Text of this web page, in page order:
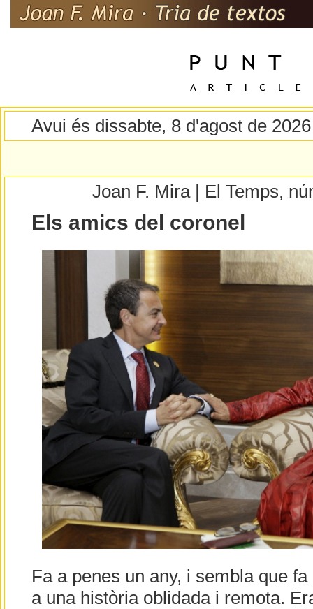
Avui és dissabte, 8 d'agost de 2026
Joan F. Mira | El Temps,
Els amics del coronel
Fa a penes un any, i sembla que
a una història oblidada i remota.